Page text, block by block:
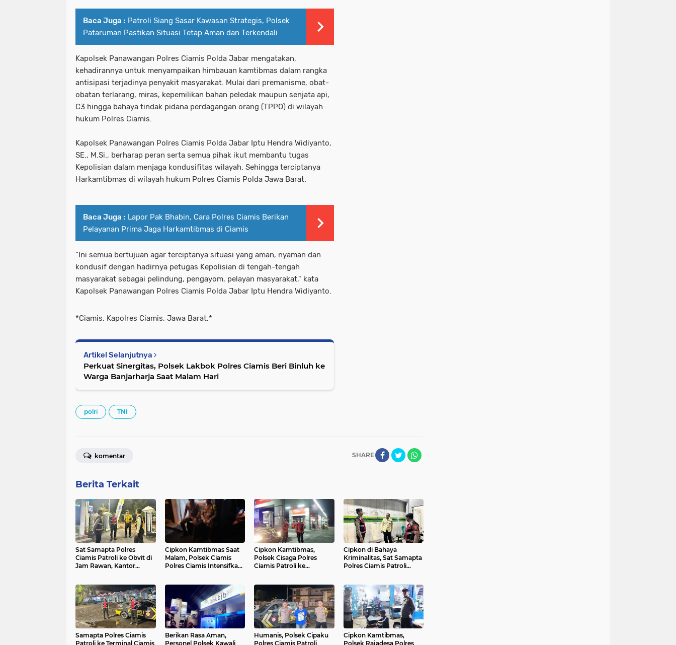
Baca Juga : Patroli Siang Sasar Kawasan Strategis, Polsek
Pataruman Pastikan Situasi Tetap Aman dan Terkendali
Kapolsek Panawangan Polres Ciamis Polda Jabar mengatakan,
kehadirannya untuk menyampaikan himbauan kamtibmas dalam rangka
antisipasi terjadinya penyakit masyarakat. Mulai dari premanisme, obat-
obatan terlarang, miras, kepemilikan bahan peledak maupun senjata api,
C3 hingga bahaya tindak pidana perdagangan orang (TPPO) di wilayah
hukum Polres Ciamis.
Kapolsek Panawangan Polres Ciamis Polda Jabar Iptu Hendra Widiyanto,
SE., M.Si., berharap peran serta semua pihak ikut membantu tugas
Kepolisian dalam menjaga kondusifitas wilayah. Sehingga terciptanya
Harkamtibmas di wilayah hukum Polres Ciamis Polda Jawa Barat.
Baca Juga : Lapor Pak Bhabin, Cara Polres Ciamis Berikan
Pelayanan Prima Jaga Harkamtibmas di Ciamis
"Ini semua bertujuan agar terciptanya situasi yang aman, nyaman dan
kondusif dengan hadirnya petugas Kepolisian di tengah-tengah
masyarakat sebagai pelindung, pengayom, pelayan masyarakat," kata
Kapolsek Panawangan Polres Ciamis Polda Jabar Iptu Hendra Widiyanto.
*Ciamis, Kapolres Ciamis, Jawa Barat.*
Artikel Selanjutnya
Perkuat Sinergitas, Polsek Lakbok Polres Ciamis Beri Binluh ke
Warga Banjarharja Saat Malam Hari
polri TNI
SHARE
komentar
Berita Terkait
Sat Samapta Polres
Ciamis Patroli ke Obvit di
Jam Rawan, Kantor
Cipkon Kamtibmas Saat
Malam, Polsek Ciamis
Polres Ciamis Intensifkan
Cipkon Kamtibmas,
Polsek Cisaga Polres
Ciamis Patroli ke
Cipkon di Bahaya
Kriminalitas, Sat Samapta
Polres Ciamis Patroli
Samapta Polres Ciamis
Patroli ke Terminal Ciamis
Berikan Rasa Aman,
Personel Polsek Kawali
Humanis, Polsek Cipaku
Polres Ciamis Patroli
Cipkon Kamtibmas,
Polsek Rajadesa Polres